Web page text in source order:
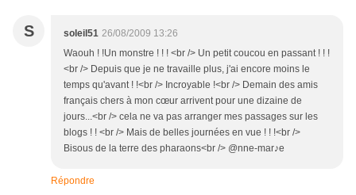
S soleil51 26/08/2009 13:26
Waouh ! !Un monstre ! ! ! <br /> Un petit coucou en passant ! ! !
<br /> Depuis que je ne travaille plus, j'ai encore moins le
temps qu'avant ! !<br /> Incroyable !<br /> Demain des amis
français chers à mon cœur arrivent pour une dizaine de
jours...<br /> cela ne va pas arranger mes passages sur les
blogs ! ! <br /> Mais de belles journées en vue ! ! !<br />
Bisous de la terre des pharaons<br /> @nne-mar♪e
Répondre